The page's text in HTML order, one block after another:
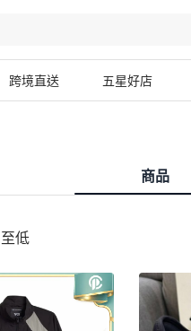
跨境直送 五星好店
商品
低